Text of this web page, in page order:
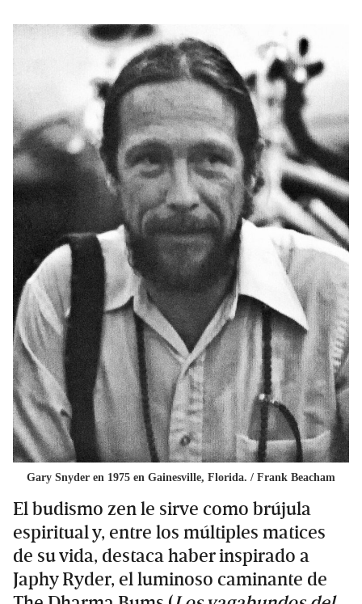
Gary Snyder en 1975 en Gainesville, Florida. / Frank Beacham
El budismo zen le sirve como brújula
espiritual y, entre los múltiples matices
de su vida, destaca haber inspirado a
Japhy Ryder, el luminoso caminante de